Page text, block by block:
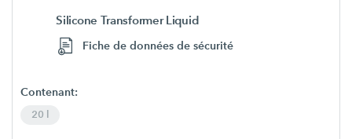
Silicone Transformer Liquid
Fiche de données de sécurité
Contenant:
20 l